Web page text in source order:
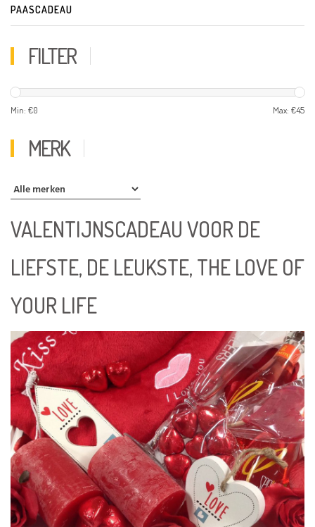
PAASCADEAU
FILTER
Min: €0 Max: €45
MERK
VALENTIJNSCADEAU VOOR DE
LIEFSTE, DE LEUKSTE, THE LOVE OF
YOUR LIFE